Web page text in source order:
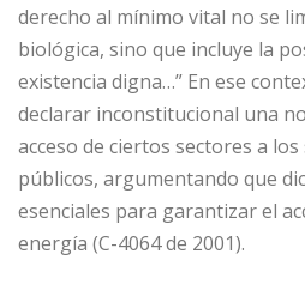
derecho al mínimo vital no se
biológica, sino que incluye la
existencia digna…” En ese
declarar inconstitucional una
acceso de ciertos sectores a
públicos, argumentando que
esenciales para garantizar el
energía (C-4064 de 2001).